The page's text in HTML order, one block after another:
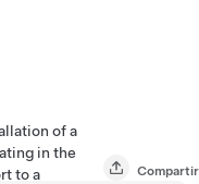
of a
in the
to a
Compartir